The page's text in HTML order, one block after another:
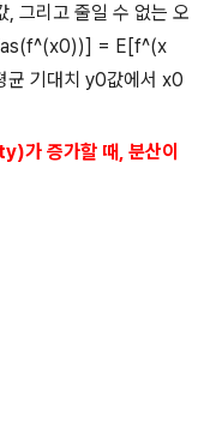
, 그리고 줄일 수 없는 오
= E[f^(x
균 기대치 y0값에서 x0
가 증가할 때, 분산이